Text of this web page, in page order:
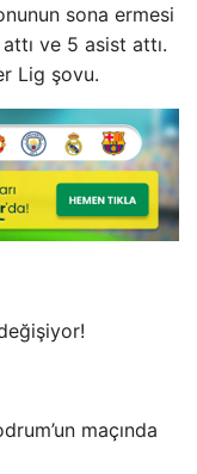
sona ermesi
ve 5 asist attı.
Lig şovu.
maçında